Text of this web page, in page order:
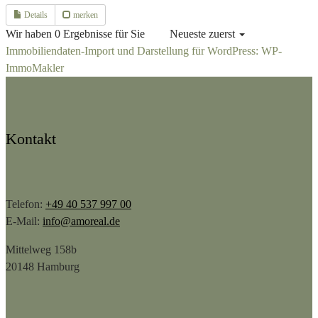
Details merken
Wir haben 0 Ergebnisse für Sie
Neueste zuerst
Immobiliendaten-Import und Darstellung für WordPress: WP-
ImmoMakler
Kontakt
Telefon: +49 40 537 997 00
E-Mail: info@amoreal.de
Mittelweg 158b
20148 Hamburg